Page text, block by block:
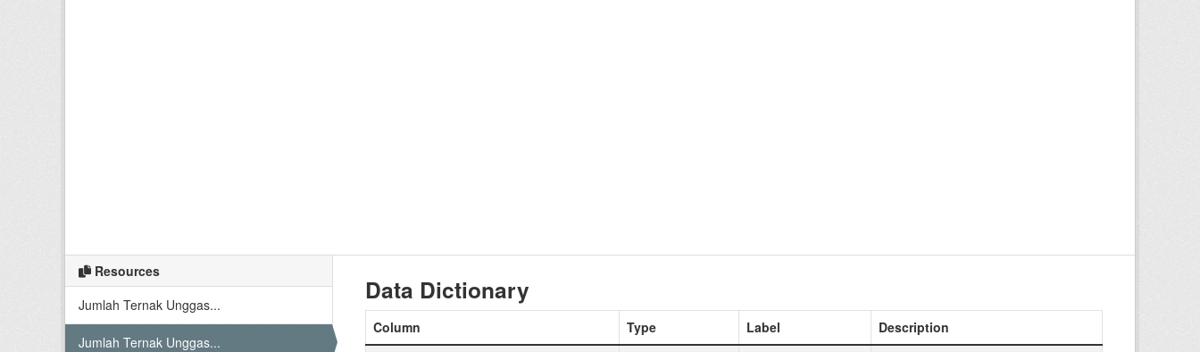
Resources
Jumlah Ternak Unggas...
Jumlah Ternak Unggas...
Data Dictionary
Column Type Label
Description